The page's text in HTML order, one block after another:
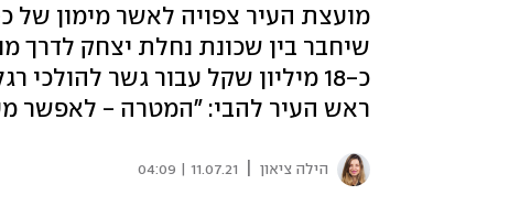
שיחבר בין שכונת נחלת יצחק לדרך
כ-18 מיליון שקל עבור גשר להולכי
ראש העיר להבי: "המטרה - לאפשר
הילה ציאון 11.07.21 | 04:09